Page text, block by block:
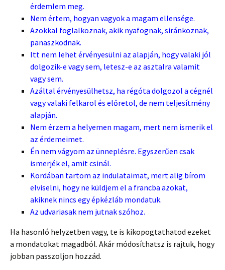
érdemlem meg.
Nem értem, hogyan vagyok a magam ellensége.
Azokkal foglalkoznak, akik nyafognak, siránkoznak,
panaszkodnak.
Itt nem lehet érvényesülni az alapján, hogy valaki jól
dolgozik-e vagy sem, letesz-e az asztalra valamit
vagy sem.
Azáltal érvényesülhetsz, ha régóta dolgozol a cégnél
vagy valaki felkarol és előretol, de nem teljesítmény
alapján.
Nem érzem a helyemen magam, mert nem ismerik el
az érdemeimet.
Én nem vágyom az ünneplésre. Egyszerűen csak
ismerjék el, amit csinál.
Kordában tartom az indulataimat, mert alig bírom
elviselni, hogy ne küldjem el a francba azokat,
akiknek nincs egy épkézláb mondatuk.
Az udvariasak nem jutnak szóhoz.
Ha hasonló helyzetben vagy, te is kikopogtathatod ezeket
a mondatokat magadból. Akár módosíthatsz is rajtuk, hogy
jobban passzoljon hozzád.